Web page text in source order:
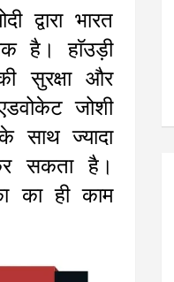
भारत
है। हाॅउड़ी
सुरक्षा और
जोशी
साथ ज्यादा
सकता है।
का ही काम